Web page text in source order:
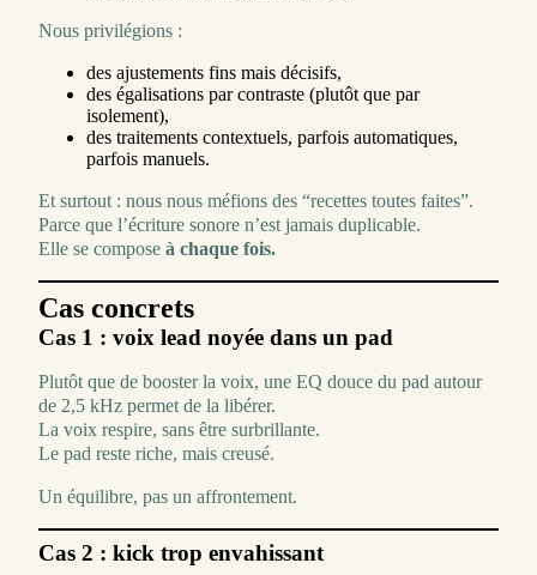
Nous privilégions :
des ajustements fins mais décisifs,
des égalisations par contraste (plutôt que par
isolement),
des traitements contextuels, parfois automatiques,
parfois manuels.
Et surtout : nous nous méfions des “recettes toutes faites”.
Parce que l’écriture sonore n’est jamais duplicable.
Elle se compose à chaque fois.
Cas concrets
Cas 1 : voix lead noyée dans un pad
Plutôt que de booster la voix, une EQ douce du pad autour
de 2,5 kHz permet de la libérer.
La voix respire, sans être surbrillante.
Le pad reste riche, mais creusé.
Un équilibre, pas un affrontement.
Cas 2 : kick trop envahissant